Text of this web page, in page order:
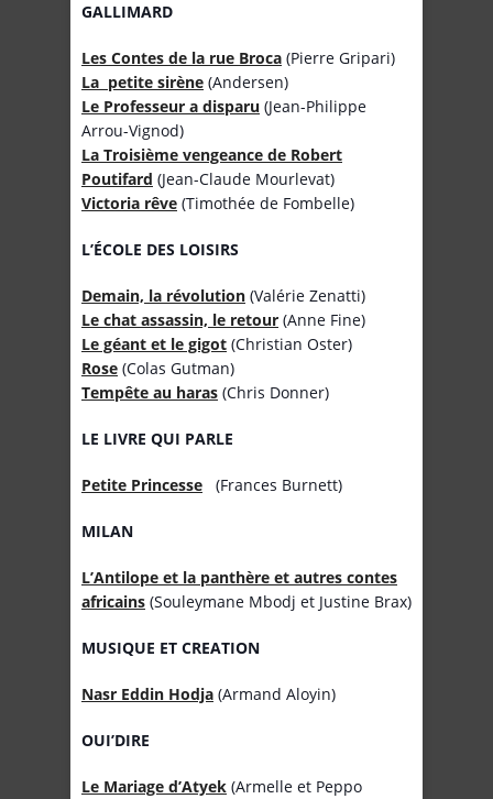
GALLIMARD
Les Contes de la rue Broca (Pierre Gripari)
La petite sirène (Andersen)
Le Professeur a disparu (Jean-Philippe
Arrou-Vignod)
La Troisième vengeance de Robert
Poutifard (Jean-Claude Mourlevat)
Victoria rêve (Timothée de Fombelle)
L’ÉCOLE DES LOISIRS
Demain, la révolution (Valérie Zenatti)
Le chat assassin, le retour (Anne Fine)
Le géant et le gigot (Christian Oster)
Rose (Colas Gutman)
Tempête au haras (Chris Donner)
LE LIVRE QUI PARLE
Petite Princesse (Frances Burnett)
MILAN
L’Antilope et la panthère et autres contes
africains (Souleymane Mbodj et Justine Brax)
MUSIQUE ET CREATION
Nasr Eddin Hodja (Armand Aloyin)
OUI’DIRE
Le Mariage d’Atyek (Armelle et Peppo